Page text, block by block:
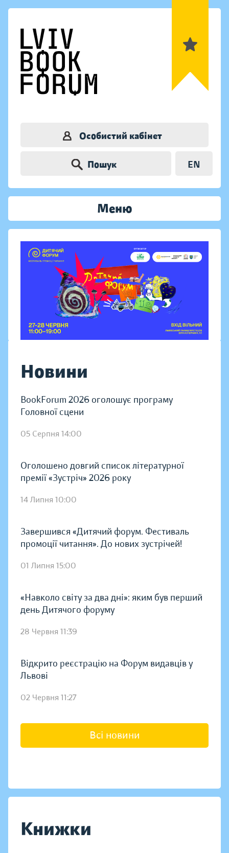
Особистий кабінет
Пошук EN
Меню
Новини
BookForum 2026 оголошує програму
Головної сцени
05 Серпня 14:00
Оголошено довгий список літературної
премії «Зустріч» 2026 року
14 Липня 10:00
Завершився «Дитячий форум. Фестиваль
промоції читання». До нових зустрічей!
01 Липня 15:00
«Навколо світу за два дні»: яким був перший
день Дитячого форуму
28 Червня 11:39
Відкрито реєстрацію на Форум видавців у
Львові
02 Червня 11:27
Всі новини
Книжки